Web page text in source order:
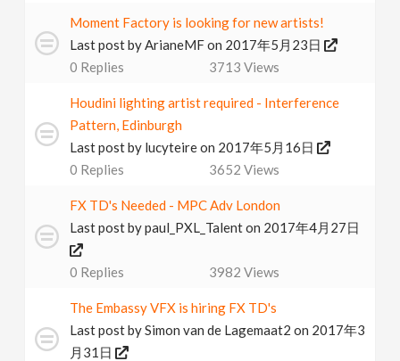
Moment Factory is looking for new artists!
Last post byArianeMFon 2017年5月23日
0 Replies 3713 Views
Houdini lighting artist required - Interference
Pattern, Edinburgh
Last post by lucyteireon 2017年5月16日
0 Replies 3652 Views
FX TD's Needed - MPC Adv London
Last post bypaul_PXL_Talenton 2017年4月27日
0 Replies 3982 Views
The Embassy VFX is hiring FX TD's
Last post bySimon van de Lagemaat2 on 2017年3
月31日